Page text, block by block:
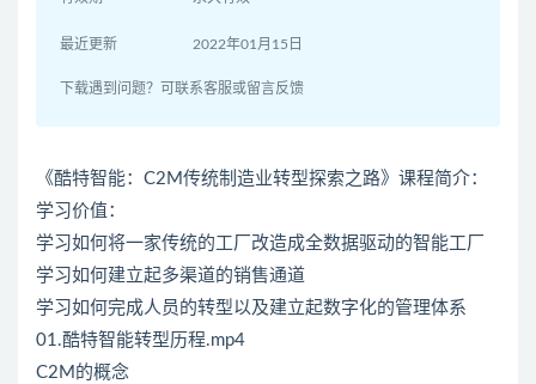
最近更新 2022年01月15日
下载遇到问题？可联系客服或留言反馈
《酷特智能：C2M传统制造业转型探索之路》课程简介：
学习价值：
学习如何将一家传统的工厂改造成全数据驱动的智能工厂
学习如何建立起多渠道的销售通道
学习如何完成人员的转型以及建立起数字化的管理体系
01.酷特智能转型历程.mp4
C2M的概念